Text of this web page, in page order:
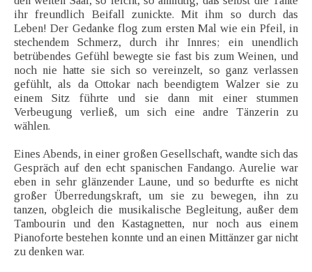
ihr freundlich Beifall zunickte. Mit ihm so durch das
Leben! Der Gedanke flog zum ersten Mal wie ein Pfeil, in
stechendem Schmerz, durch ihr Innres; ein unendlich
betrübendes Gefühl bewegte sie fast bis zum Weinen, und
noch nie hatte sie sich so vereinzelt, so ganz verlassen
gefühlt, als da Ottokar nach beendigtem Walzer sie zu
einem Sitz führte und sie dann mit einer stummen
Verbeugung verließ, um sich eine andre Tänzerin zu
wählen.
Eines Abends, in einer großen Gesellschaft, wandte sich das
Gespräch auf den echt spanischen Fandango. Aurelie war
eben in sehr glänzender Laune, und so bedurfte es nicht
großer Überredungskraft, um sie zu bewegen, ihn zu
tanzen, obgleich die musikalische Begleitung, außer dem
Tambourin und den Kastagnetten, nur noch aus einem
Pianoforte bestehen konnte und an einen Mittänzer gar nicht
zu denken war.